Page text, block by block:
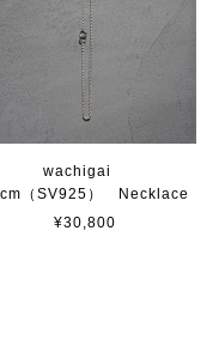
wachigai
（SV925） Necklace
¥30,800